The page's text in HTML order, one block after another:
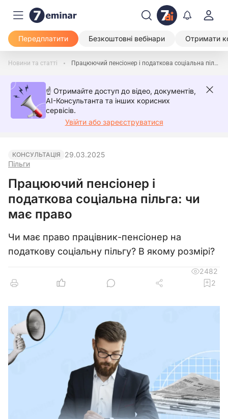
Передплатити Безкоштовні вебінари Отримати
Новини та статті Працюючий пенсіонер і податкова соціальна пільга: чи має право
☝️ Отримайте доступ до відео, документів,
AI-Консультанта та інших корисних
сервісів.
Увійти або зареєструватися
КОНСУЛЬТАЦІЯ
Пільги
29.03.2025
Працюючий пенсіонер і
податкова соціальна пільга: чи
має право
Чи має право працівник-пенсіонер на
податкову соціальну пільгу? В якому розмірі?
2482
2